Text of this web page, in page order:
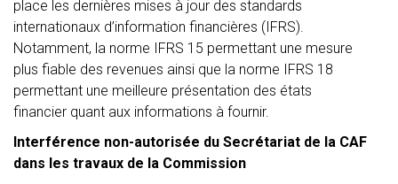
place les dernières mises à jour des standards
internationaux d’information financières (IFRS).
Notamment, la norme IFRS 15 permettant une mesure
plus fiable des revenues ainsi que la norme IFRS 18
permettant une meilleure présentation des états
financier quant aux informations à fournir.
Interférence non-autorisée du Secrétariat de la CAF
dans les travaux de la Commission